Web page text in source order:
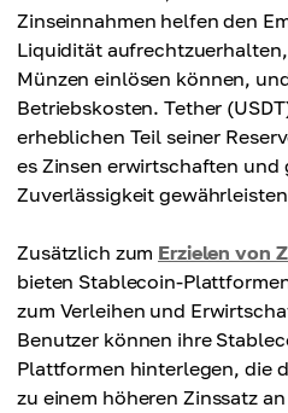
Zinseinnahmen helfen den
Liquidität
Münzen einlösen können,
Betriebskosten. Tether
erheblichen Teil seiner
es Zinsen erwirtschaften
Zuverlässigkeit
Zusätzlich zum Erzielen von
bieten Stablecoin-
zum Verleihen und
Benutzer können ihre
Plattformen hinterlegen, die
zu einem höheren Zinssatz